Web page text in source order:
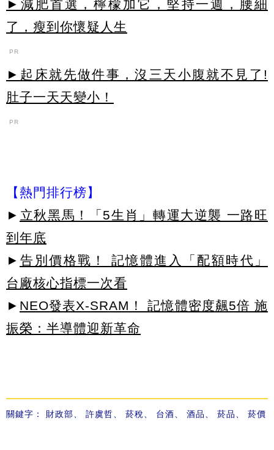
►減肥首選，檸檬加它，堅持一週，腰細
了，瘦到你懷疑人生
PR
►起床就先做件事，沒三天小腹就不見了!
肚子一天天變小！
PR
【熱門排行榜】
► 立秋黑馬！「5生肖」轉運大逆襲 一路旺
到年底
► 告別價格戰！ 記憶體進入「配額時代」
台廠核心指標一次看
► NEO發表X-SRAM！ 記憶體密度飆5倍 施
振榮：半導體迎新革命
關鍵字： 財政部、 許虞哲、 菸稅、 台酒、 酒品、 菸品、 菸價